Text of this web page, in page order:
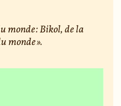
monde : Bikol, de la
monde ».